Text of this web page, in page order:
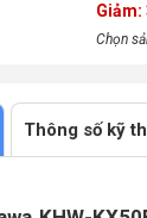
Giảm:
Chọn
Thông số kỹ